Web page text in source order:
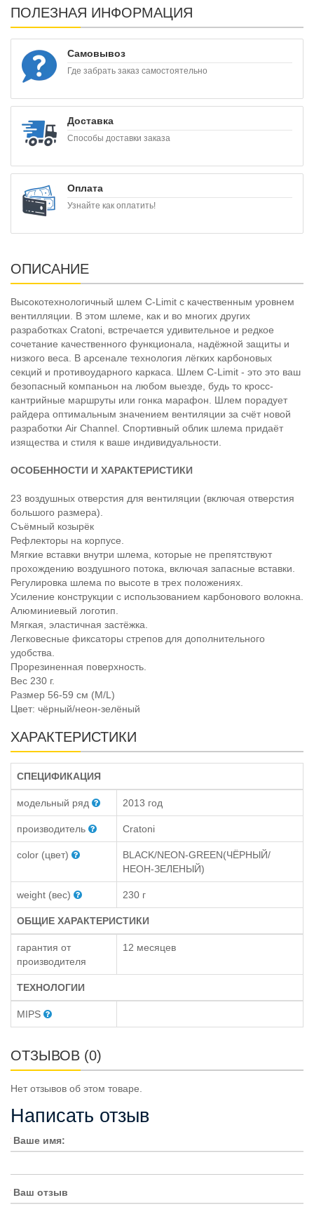
ПОЛЕЗНАЯ ИНФОРМАЦИЯ
Самовывоз
Где забрать заказ самостоятельно
Доставка
Способы доставки заказа
Оплата
Узнайте как оплатить!
ОПИСАНИЕ
Высокотехнологичный шлем C-Limit с качественным уровнем
вентилляции. В этом шлеме, как и во многих других
разработках Cratoni, встречается удивительное и редкое
сочетание качественного функционала, надёжной защиты и
низкого веса. В арсенале технология лёгких карбоновых
секций и противоударного каркаса. Шлем C-Limit - это это ваш
безопасный компаньон на любом выезде, будь то кросс-
кантрийные маршруты или гонка марафон. Шлем порадует
райдера оптимальным значением вентиляции за счёт новой
разработки Air Channel. Спортивный облик шлема придаёт
изящества и стиля к ваше индивидуальности.
ОСОБЕННОСТИ И ХАРАКТЕРИСТИКИ
23 воздушных отверстия для вентиляции (включая отверстия
большого размера).
Съёмный козырёк
Рефлекторы на корпусе.
Мягкие вставки внутри шлема, которые не препятствуют
прохождению воздушного потока, включая запасные вставки.
Регулировка шлема по высоте в трех положениях.
Усиление конструкции с использованием карбонового волокна.
Алюминиевый логотип.
Мягкая, эластичная застёжка.
Легковесные фиксаторы стрепов для дополнительного
удобства.
Прорезиненная поверхность.
Вес 230 г.
Размер 56-59 см (M/L)
Цвет: чёрный/неон-зелёный
ХАРАКТЕРИСТИКИ
СПЕЦИФИКАЦИЯ
модельный ряд 2013 год
производитель Cratoni
color (цвет)
BLACK/NEON-GREEN(ЧЁРНЫЙ/
НЕОН-ЗЕЛЕНЫЙ)
weight (вес) 230 г
ОБЩИЕ ХАРАКТЕРИСТИКИ
гарантия от
производителя
12 месяцев
ТЕХНОЛОГИИ
MIPS
ОТЗЫВОВ (0)
Нет отзывов об этом товаре.
Написать отзыв
Ваше имя:
Ваш отзыв